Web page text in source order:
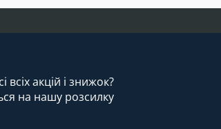
всіх акцій і знижок?
на нашу розсилку